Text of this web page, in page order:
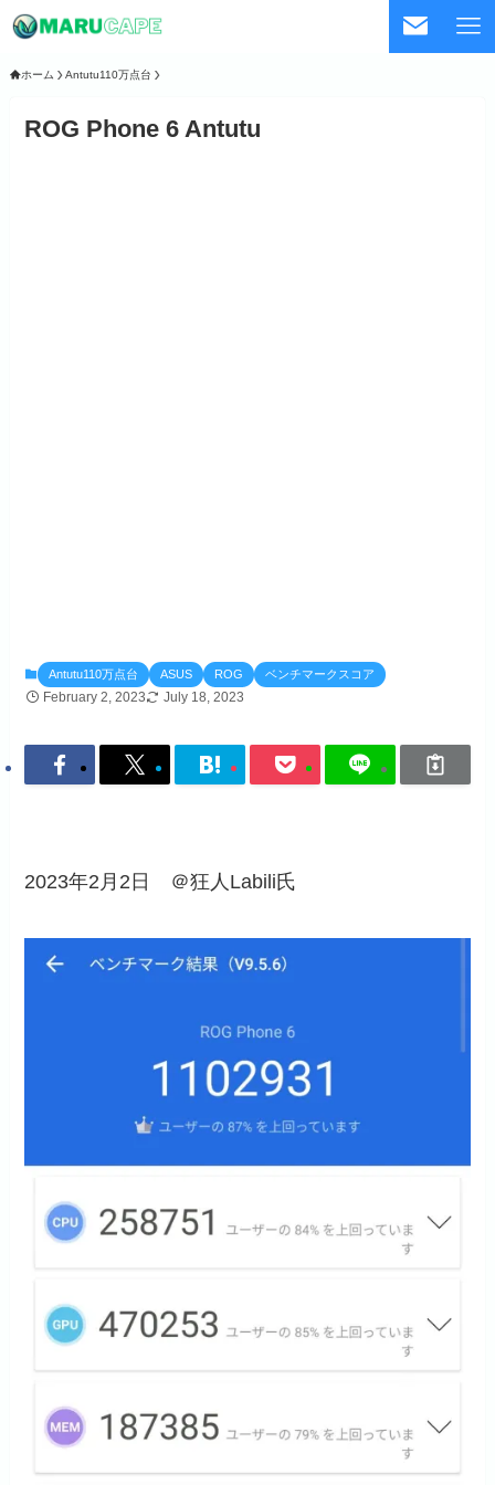
ホーム Antutu110万点台
ROG Phone 6 Antutu
Antutu110万点台 ASUS ROG ベンチマークスコア
February 2, 2023 July 18, 2023
2023年2月2日 ＠狂人Labili氏